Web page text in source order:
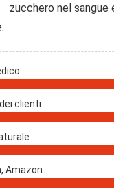
zucchero nel sangue
clienti
Amazon